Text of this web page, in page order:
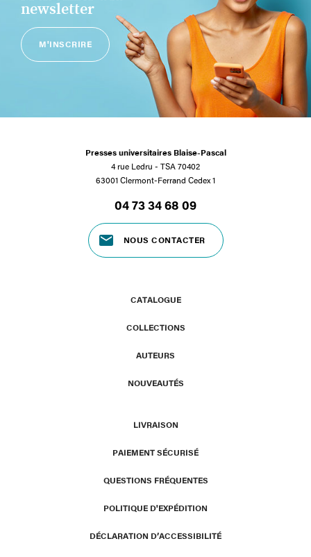
newsletter
M'INSCRIRE
Presses universitaires Blaise-Pascal
4 rue Ledru - TSA 70402
63001 Clermont-Ferrand Cedex 1
04 73 34 68 09
NOUS CONTACTER
CATALOGUE
COLLECTIONS
AUTEURS
NOUVEAUTÉS
LIVRAISON
PAIEMENT SÉCURISÉ
QUESTIONS FRÉQUENTES
POLITIQUE D'EXPÉDITION
DÉCLARATION D’ACCESSIBILITÉ